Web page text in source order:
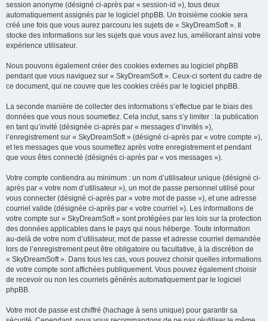
session anonyme (désigné ci-après par « session-id »), tous deux
automatiquement assignés par le logiciel phpBB. Un troisième cookie sera
créé une fois que vous aurez parcouru les sujets de « SkyDreamSoft ». Il
stocke des informations sur les sujets que vous avez lus, améliorant ainsi votre
expérience utilisateur.
Nous pouvons également créer des cookies externes au logiciel phpBB
pendant que vous naviguez sur « SkyDreamSoft ». Ceux-ci sortent du cadre de
ce document, qui ne couvre que les cookies créés par le logiciel phpBB.
La seconde manière de collecter des informations s’effectue par le biais des
données que vous nous soumettez. Cela inclut, sans s’y limiter : la publication
en tant qu’invité (désignée ci-après par « messages d’invités »),
l’enregistrement sur « SkyDreamSoft » (désigné ci-après par « votre compte »),
et les messages que vous soumettez après votre enregistrement et pendant
que vous êtes connecté (désignés ci-après par « vos messages »).
Votre compte contiendra au minimum : un nom d’utilisateur unique (désigné ci-
après par « votre nom d’utilisateur »), un mot de passe personnel utilisé pour
vous connecter (désigné ci-après par « votre mot de passe »), et une adresse
courriel valide (désignée ci-après par « votre courriel »). Les informations de
votre compte sur « SkyDreamSoft » sont protégées par les lois sur la protection
des données applicables dans le pays qui nous héberge. Toute information
au-delà de votre nom d’utilisateur, mot de passe et adresse courriel demandée
lors de l’enregistrement peut être obligatoire ou facultative, à la discrétion de
« SkyDreamSoft ». Dans tous les cas, vous pouvez choisir quelles informations
de votre compte sont affichées publiquement. Vous pouvez également choisir
de recevoir ou non les courriels générés automatiquement par le logiciel
phpBB.
Votre mot de passe est chiffré (hachage à sens unique) pour garantir sa